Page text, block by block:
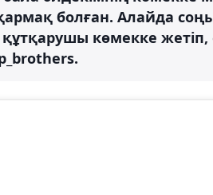
болған. Алайда
құтқарушы көмекке